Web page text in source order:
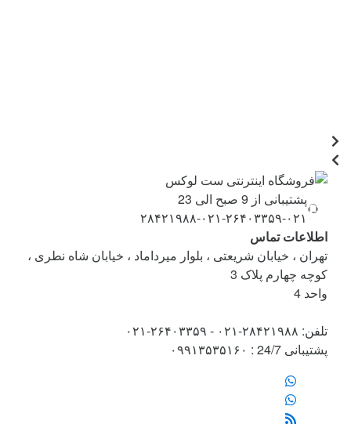
پشتیبانی از 9 صبح الی 23
۰۲۱-۲۶۴۰۳۳۵۹-۰۲۱-۲۸۴۲۱۹۸۸
اطلاعات تماس
تهران ، خیابان شریعتی ، بلوار میرداماد ، خیابان شاه نطری ،
کوچه چهارم پلاک 3
واحد 4
تلفن: ۲۸۴۲۱۹۸۸-۰۲۱ - ۲۶۴۰۳۳۵۹-۰۲۱
پشتیبانی 24/7 : ۰۹۹۱۳۵۳۵۱۶۰